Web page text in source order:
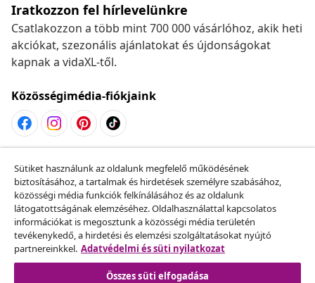
Iratkozzon fel hírlevelünkre
Csatlakozzon a több mint 700 000 vásárlóhoz, akik heti
akciókat, szezonális ajánlatokat és újdonságokat
kapnak a vidaXL-től.
Közösségimédia-fiókjaink
Szerződéstől való elállás
Küldj be egy rendelés lemondására vonatkozó
kérelmet.
Szerződéstől való elállás
Sütiket használunk az oldalunk megfelelő működésének
biztosításához, a tartalmak és hirdetések személyre szabásához,
közösségi média funkciók felkínálásához és az oldalunk
látogatottságának elemzéséhez. Oldalhasználattal kapcsolatos
információkat is megosztunk a közösségi média területén
tevékenykedő, a hirdetési és elemzési szolgáltatásokat nyújtó
partnereinkkel. Adatvédelmi és süti nyilatkozat
Összes süti elfogadása